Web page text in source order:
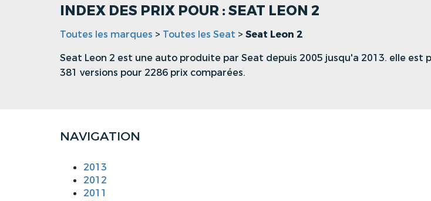
INDEX DES PRIX POUR : SEAT LEON 2
Toutes les marques > Toutes les Seat > Seat Leon 2
Seat Leon 2 est une auto produite par Seat depuis 2005 jusqu'a 2013. elle est
381 versions pour 2286 prix comparées.
NAVIGATION
2013
2012
2011